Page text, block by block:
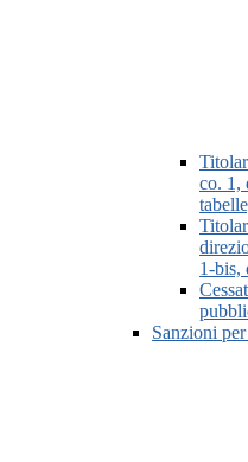
co. 1,
1-bis,
Sanzioni